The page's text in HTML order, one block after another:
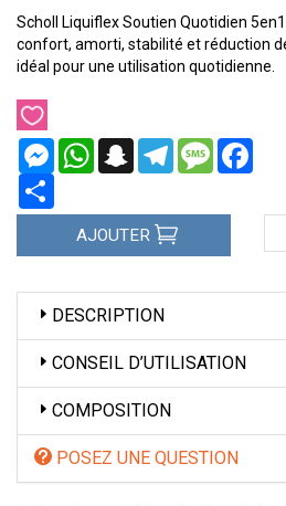
Scholl Liquiflex Soutien Quotidien
confort, amorti, stabilité et réduction
idéal pour une utilisation quotidienne.
MessengerWhatsAppSnapchatTelegramMessage
AJOUTER
DESCRIPTION
CONSEIL D’UTILISATION
COMPOSITION
POSEZ UNE QUESTION